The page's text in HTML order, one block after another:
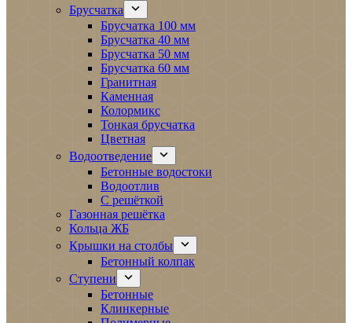
Брусчатка
Брусчатка 100 мм
Брусчатка 40 мм
Брусчатка 50 мм
Брусчатка 60 мм
Гранитная
Каменная
Колормикс
Тонкая брусчатка
Цветная
Водоотведение
Бетонные водостоки
Водоотлив
С решёткой
Газонная решётка
Кольца ЖБ
Крышки на столбы
Бетонный колпак
Ступени
Бетонные
Клинкерные